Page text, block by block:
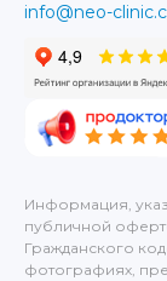
Информация,
публичной
Гражданского
фотографиях,
info@neo-